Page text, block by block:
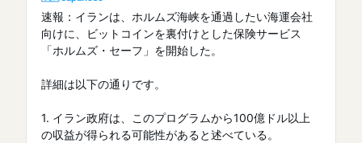
速報：イランは、ホルムズ海峡を通過したい海運会社
向けに、ビットコインを裏付けとした保険サービス
「ホルムズ・セーフ」を開始した。
詳細は以下の通りです。
1. イラン政府は、このプログラムから100億ドル以上
の収益が得られる可能性があると述べている。